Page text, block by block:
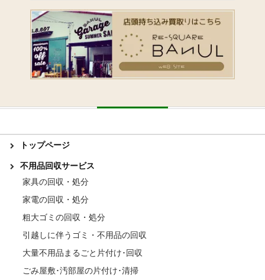
トップページ
不用品回収サービス
家具の回収・処分
家電の回収・処分
粗大ゴミの回収・処分
引越しに伴うゴミ・不用品の回収
大量不用品まるごと片付け･回収
ごみ屋敷･汚部屋の片付け･清掃